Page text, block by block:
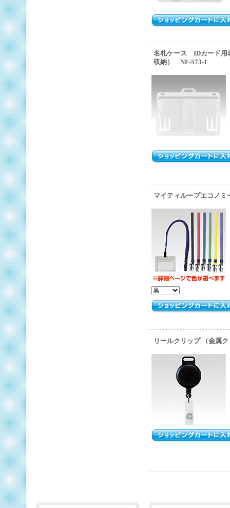
名札ケース IDカード用
収納） NF-573-1
マイティループエコノ
リールクリップ （金属